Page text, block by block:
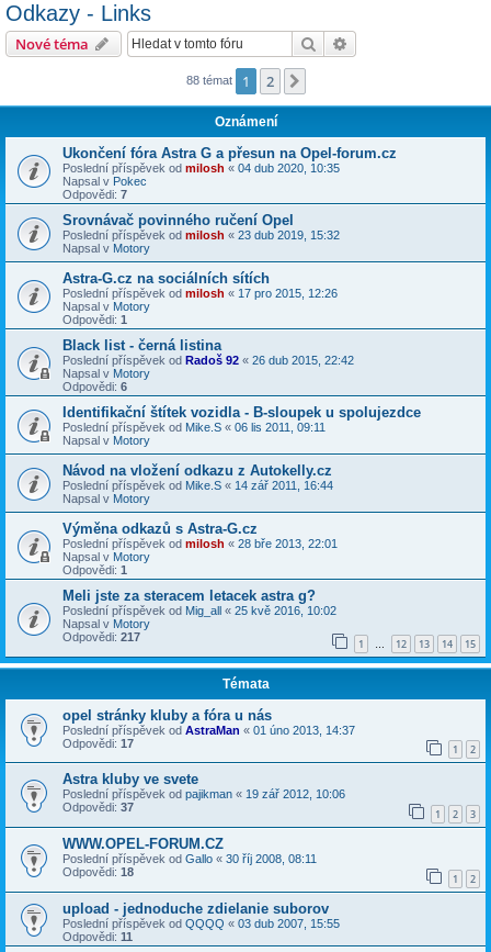
Odkazy - Links
Nové téma Hledat
88 témat 1 2
Oznámení
Ukončení fóra Astra G a přesun na Opel-forum.cz
Poslední příspěvek od milosh « 04 dub 2020, 10:35
Napsal v Pokec
Odpovědi: 7
Srovnávač povinného ručení Opel
Poslední příspěvek od milosh « 23 dub 2019, 15:32
Napsal v Motory
Astra-G.cz na sociálních sítích
Poslední příspěvek od milosh « 17 pro 2015, 12:26
Napsal v Motory
Odpovědi: 1
Black list - černá listina
Poslední příspěvek od Radoš 92 « 26 dub 2015, 22:42
Napsal v Motory
Odpovědi: 6
Identifikační štítek vozidla - B-sloupek u spolujezdce
Poslední příspěvek od Mike.S « 06 lis 2011, 09:11
Napsal v Motory
Návod na vložení odkazu z Autokelly.cz
Poslední příspěvek od Mike.S « 14 zář 2011, 16:44
Napsal v Motory
Výměna odkazů s Astra-G.cz
Poslední příspěvek od milosh « 28 bře 2013, 22:01
Napsal v Motory
Odpovědi: 1
Meli jste za steracem letacek astra g?
Poslední příspěvek od Mig_all « 25 kvě 2016, 10:02
Napsal v Motory
Odpovědi: 217 1 … 12 13 14 15
Témata
opel stránky kluby a fóra u nás
Poslední příspěvek od AstraMan « 01 úno 2013, 14:37
Odpovědi: 17 1 2
Astra kluby ve svete
Poslední příspěvek od pajikman « 19 zář 2012, 10:06
Odpovědi: 37 1 2 3
WWW.OPEL-FORUM.CZ
Poslední příspěvek od Gallo « 30 říj 2008, 08:11
Odpovědi: 18 1 2
upload - jednoduche zdielanie suborov
Poslední příspěvek od QQQQ « 03 dub 2007, 15:55
Odpovědi: 11